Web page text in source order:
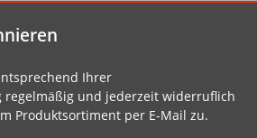
Ihrer
regelmäßig und jederzeit widerruflich
Produktsortiment per E-Mail zu.